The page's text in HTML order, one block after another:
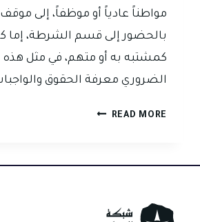
مواطناً عادياً أو موظفاً، إلى
بالحضور إلى قسم الشرطة، إما
كمشتبه به أو متهم، في مثل هذه
الضروري معرفة الحقوق
READ MORE كيف
استدعيت
الشرطة؟